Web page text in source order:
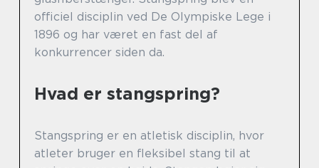
officiel disciplin ved De Olympiske Lege i
1896 og har været en fast del af
konkurrencer siden da.
Hvad er stangspring?
Stangspring er en atletisk disciplin, hvor
atleter bruger en fleksibel stang til at